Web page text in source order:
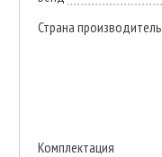
Страна производитель
Комплектация